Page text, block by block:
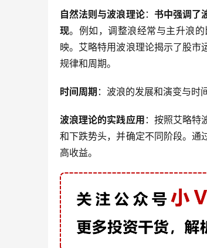
自然法则与波浪理论： 书中强调了
现。例如，调整浪经常与主升浪
映。艾略特用波浪理论揭示了股市
规律和周期。
时间周期 ：波浪的发展和演变与时
波浪理论的实践应用 ：按照艾略特
和下跌势头，并确定不同阶段。通
高收益。